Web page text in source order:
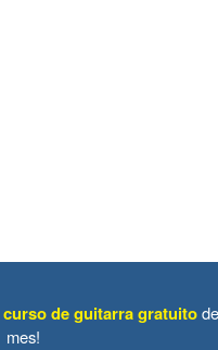
curso de guitarra gratuito
mes!